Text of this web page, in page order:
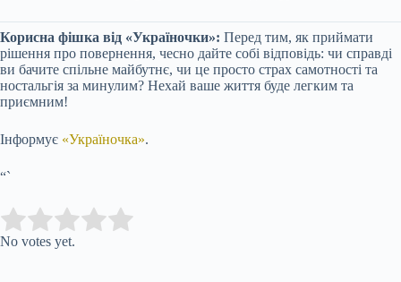
Корисна фішка від «Україночки»: Перед тим, як приймати
рішення про повернення, чесно дайте собі відповідь: чи справді
ви бачите спільне майбутнє, чи це просто страх самотності та
ностальгія за минулим? Нехай ваше життя буде легким та
приємним!
Інформує «Україночка».
“`
Rate this item:
No votes yet.